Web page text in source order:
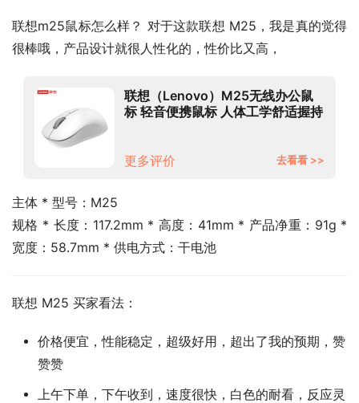
联想m25鼠标怎么样？ 对于这款联想 M25，我是真的觉得
很棒哦，产品设计就很人性化的，性价比又高，
联想（Lenovo）M25无线办公鼠
标 轻音便携鼠标 人体工学舒适握持
更多评价 去看看 >>
主体 * 型号：M25
规格 * 长度：117.2mm * 高度：41mm * 产品净重：91g *
宽度：58.7mm * 供电方式：干电池
联想 M25 买家看法：
价格便宜，性能稳定，超级好用，超出了我的预期，赞
赞赞
上午下单，下午收到，速度很快，白色的耐看，反应灵